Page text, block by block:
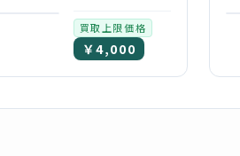
買取上限価格
￥4,000